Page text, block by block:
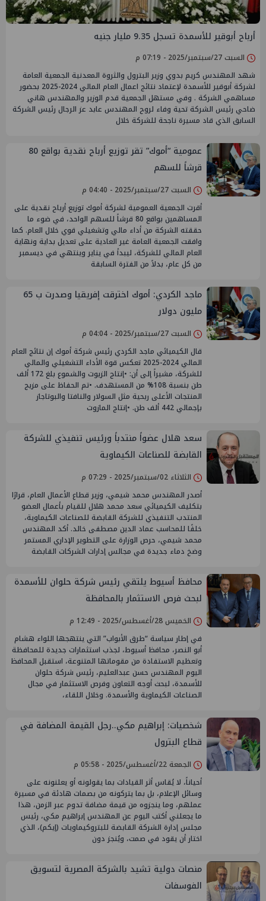
أرباح أبوقير للأسمدة تسجل 9.35 مليار جنيه
السبت 27/سبتمبر/2025 - 07:19 م
شهد المهندس كريم بدوي وزير البترول والثروة المعدنية الجمعية العامة
لشركة أبوقير للأسمدة لإعتماد نتائج اعمال العام المالي 2024-2025 بحضور
مساهمي الشركة . وفي مستهل الجمعية قدم الوزير والمهندس هاني
ضاحي رئيس الشركة تحية وفاء لروح المهندس عابد عز الرجال رئيس الشركة
السابق الذي قاد مسيرة ناجحة للشركة خلال
عمومية “أموك” تقر توزيع أرباح نقدية بواقع 80
قرشاً للسهم
السبت 27/سبتمبر/2025 - 04:40 م
أقرت الجمعية العمومية لشركة أموك توزيع أرباح نقدية على
المساهمين بواقع 80 قرشاً للسهم الواحد، في ضوء ما
حققته الشركة من أداء مالي وتشغيلي قوي خلال العام. كما
وافقت الجمعية العامة غير العادية على تعديل بداية ونهاية
العام المالي للشركة، ليبدأ في يناير وينتهي في ديسمبر
من كل عام، بدلاً من الفترة السابقة
ماجد الكردي: أموك اخترقت إفريقيا وصدرت ب 65
مليون دولار
السبت 27/سبتمبر/2025 - 04:04 م
قال الكيميائي ماجد الكردي رئيس شركة أموك إن نتائج العام
المالي 2024-2025 تعكس قوة الأداء التشغيلي والمالي
للشركة، مشيراً إلى أن: •إنتاج الزيوت والشموع بلغ 172 ألف
طن بنسبة 108% من المستهدف. •تم الحفاظ على مزيج
المنتجات الأعلى ربحية مثل السولار والنافتا والبوتاجاز
بإجمالي 442 ألف طن. •إنتاج المازوت
سعد هلال عضواً منتدباً ورئيس تنفيذي للشركة
القابضة للصناعات الكيماوية
الثلاثاء 02/سبتمبر/2025 - 07:29 م
أصدر المهندس محمد شيمي، وزير قطاع الأعمال العام، قرارًا
بتكليف الكيميائي سعد محمد هلال للقيام بأعمال العضو
المنتدب التنفيذي للشركة القابضة للصناعات الكيماوية،
خلفًا للمحاسب عماد الدين مصطفى خالد. أكد المهندس
محمد شيمي، حرص الوزارة على التطوير الإداري المستمر
وضخ دماء جديدة في مجالس إدارات الشركات القابضة
محافظ أسيوط يلتقي رئيس شركة حلوان للأسمدة
لبحث فرص الاستثمار بالمحافظة
الخميس 28/أغسطس/2025 - 12:49 م
في إطار سياسة “طرق الأبواب” التي ينتهجها اللواء هشام
أبو النصر، محافظ أسيوط، لجذب استثمارات جديدة للمحافظة
وتعظيم الاستفادة من مقوماتها المتنوعة، استقبل المحافظ
اليوم المهندس حسن عبدالعليم، رئيس شركة حلوان
للأسمدة، لبحث أوجه التعاون وفرص الاستثمار في مجال
الصناعات الكيماوية والأسمدة. وخلال اللقاء،
شخصيات: إبراهيم مكي..رجل القيمة المضافة في
قطاع البترول
الجمعة 22/أغسطس/2025 - 05:58 م
أحياناً، لا يُقاس أثر القيادات بما يقولونه أو يعلنونه على
وسائل الإعلام، بل بما يتركونه من بصمات هادئة في مسيرة
عملهم، وما ينجزوه من قيمة مضافة تدوم عبر الزمن، هذا
ما يجعلني أكتب اليوم عن المهندس إبراهيم مكي، رئيس
مجلس إدارة الشركة القابضة للبتروكيماويات (إيكم)، الذي
اختار أن يقود في صمت، ويُنجز دون
منصات دولية تشيد بالشركة المصرية لتسويق
الفوسفات